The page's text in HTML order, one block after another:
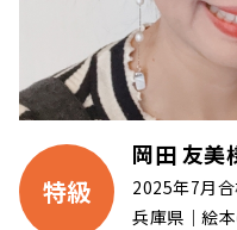
特級
岡田 友美
2025年7月
兵庫県｜絵